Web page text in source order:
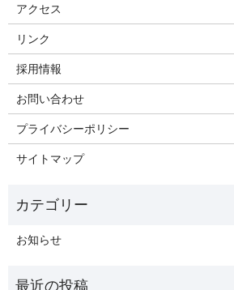
アクセス
リンク
採用情報
お問い合わせ
プライバシーポリシー
サイトマップ
お知らせ